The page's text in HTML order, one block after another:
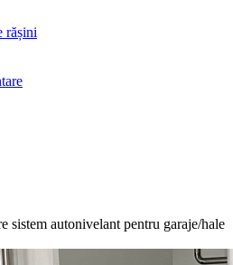
rășini
sistem autonivelant pentru garaje/hale